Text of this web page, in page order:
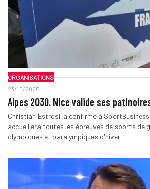
ORGANISATIONS
23/10/2025
Alpes 2030. Nice valide ses
Christian Estrosi a confirmé à
accueillera toutes les épreuves de sports de
olympiques et paralympiques d'hiver…